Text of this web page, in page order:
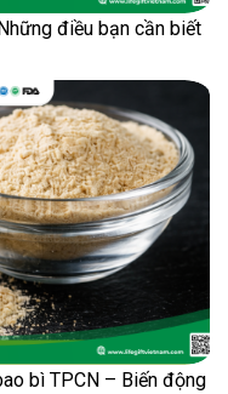
điều bạn cần biết
bì TPCN – Biến động